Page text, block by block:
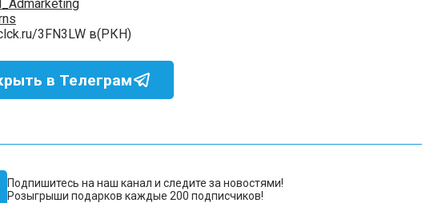
3FN3LW в(РКН)
в Телеграм
Подпишитесь на наш канал и следите за новостями!
Розыгрыши подарков каждые 200 подписчиков!